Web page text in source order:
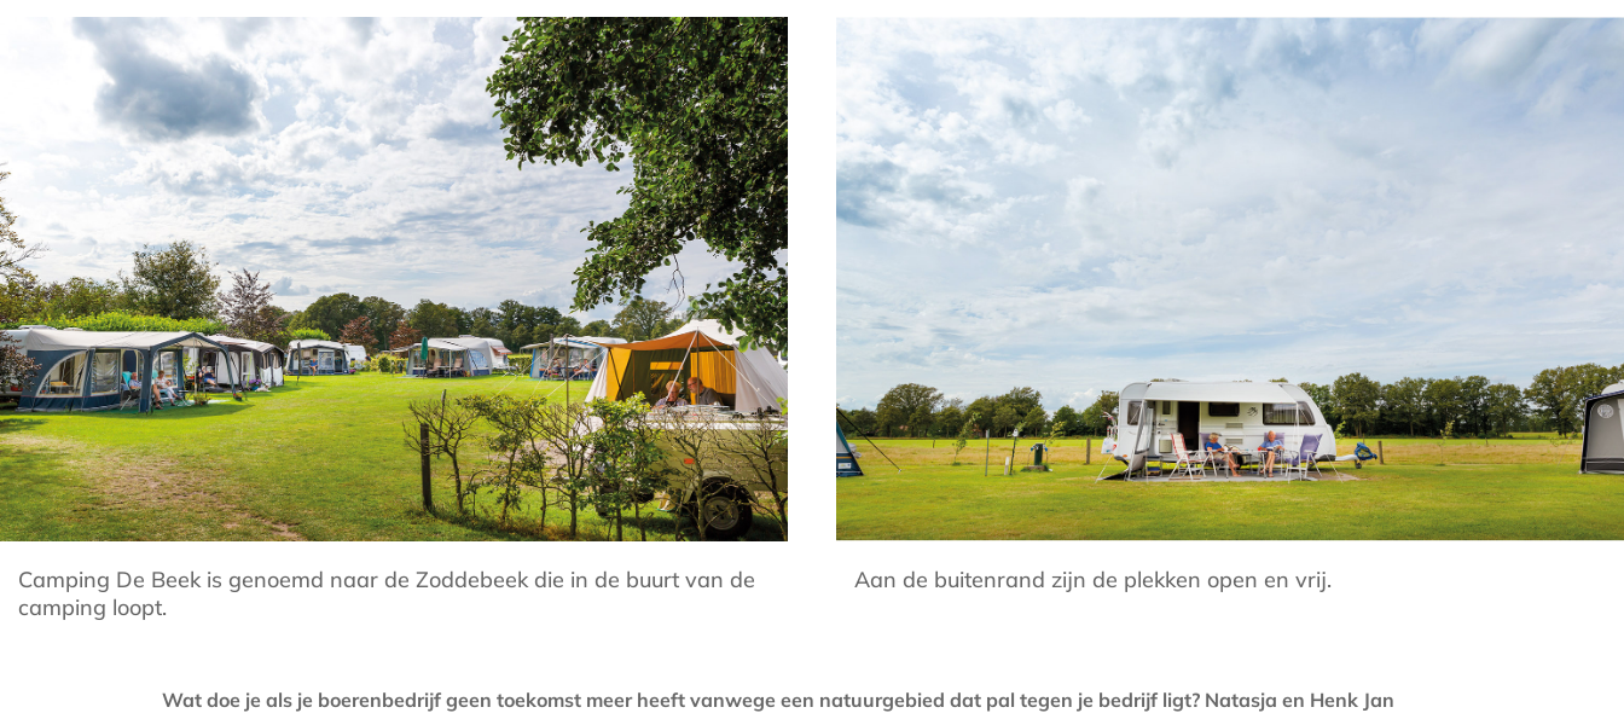
Camping De Beek is genoemd naar de Zoddebeek die in de buurt van de
camping loopt.
Aan de buitenrand zijn de plekken open en vrij.
Wat doe je als je boerenbedrijf geen toekomst meer heeft vanwege een natuurgebied dat pal tegen je bedrijf ligt? Natasja en Henk Jan